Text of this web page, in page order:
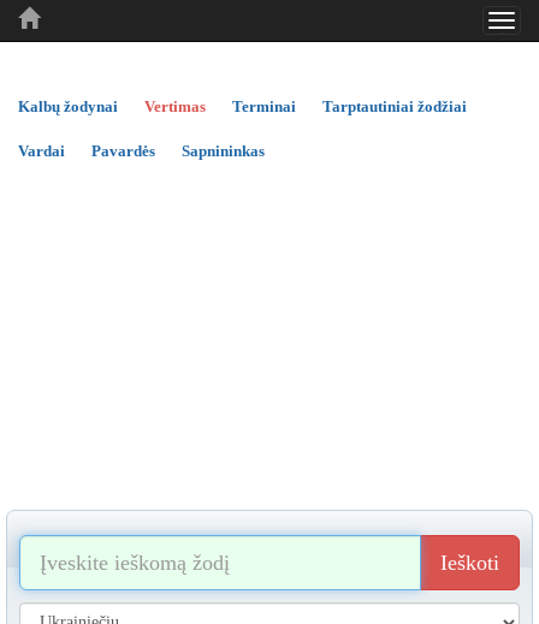
..
..
Kalbų žodynai Vertimas Terminai Tarptautiniai žodžiai
Vardai Pavardės Sapnininkas
Ieškoti